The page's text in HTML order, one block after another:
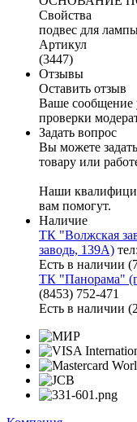
Свойства
подвес для
Артикул
(3447)
Отзывы
Оставить отзыв
Ваше сообщение
проверки
Задать вопрос
Вы можете
товару или
Наши
вам помогут.
Наличие
ТК "Волжская
заводь, 139А)
Есть в наличии
ТК "Панорама"
(8453) 752-471
Есть в наличии